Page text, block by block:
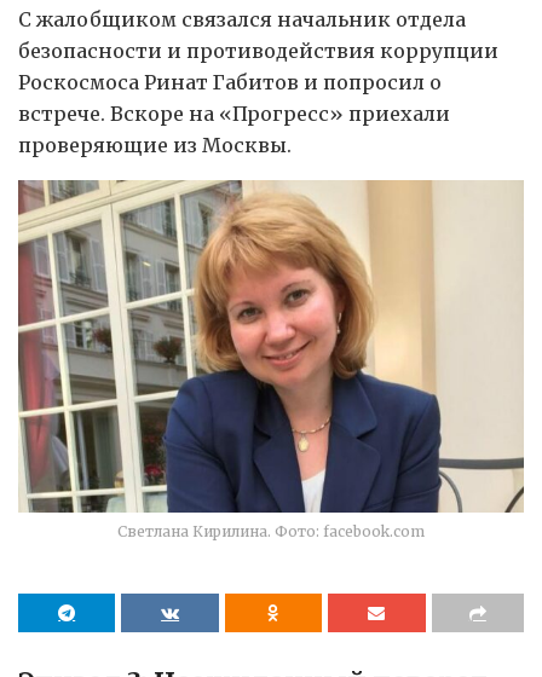
С жалобщиком связался начальник отдела
безопасности и противодействия коррупции
Роскосмоса Ринат Габитов и попросил о
встрече. Вскоре на «Прогресс» приехали
проверяющие из Москвы.
Светлана Кирилина. Фото: facebook.com